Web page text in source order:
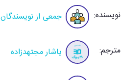
نویسنده: جمعی از نویسندگان
مترجم: یاشار مجتهدزاده